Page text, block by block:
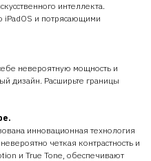
интеллекта.
iPadOS и потрясающими
невероятную мощность и
дизайн. Расширьте границы
инновационная технология
четкая контрастность и
и True Tone, обеспечивают